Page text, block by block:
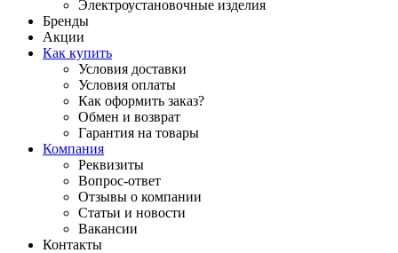
Электроустановочные изделия
Бренды
Акции
Как купить
Условия доставки
Условия оплаты
Как оформить заказ?
Обмен и возврат
Гарантия на товары
Компания
Реквизиты
Вопрос-ответ
Отзывы о компании
Статьи и новости
Вакансии
Контакты